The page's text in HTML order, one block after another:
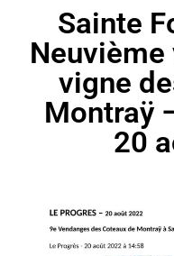
Sainte
Neuvième
vigne
Montraÿ
20